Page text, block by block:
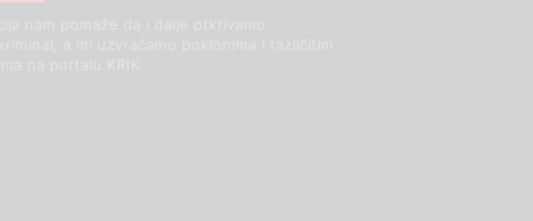
nam pomaže da i dalje otkrivamo
a mi uzvraćamo poklonima i različitim
na portalu KRIK.